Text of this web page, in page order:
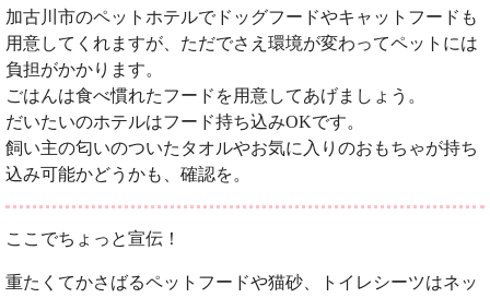
加古川市のペットホテルでドッグフードやキャットフードも
用意してくれますが、ただでさえ環境が変わってペットには
負担がかかります。
ごはんは食べ慣れたフードを用意してあげましょう。
だいたいのホテルはフード持ち込みOKです。
飼い主の匂いのついたタオルやお気に入りのおもちゃが持ち
込み可能かどうかも、確認を。
ここでちょっと宣伝！
重たくてかさばるペットフードや猫砂、トイレシーツはネッ